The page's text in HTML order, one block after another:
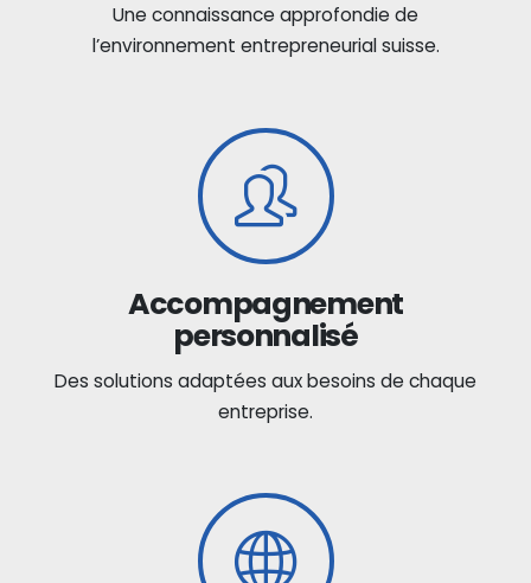
Une connaissance approfondie de
l’environnement entrepreneurial suisse.
Accompagnement
personnalisé
Des solutions adaptées aux besoins de chaque
entreprise.